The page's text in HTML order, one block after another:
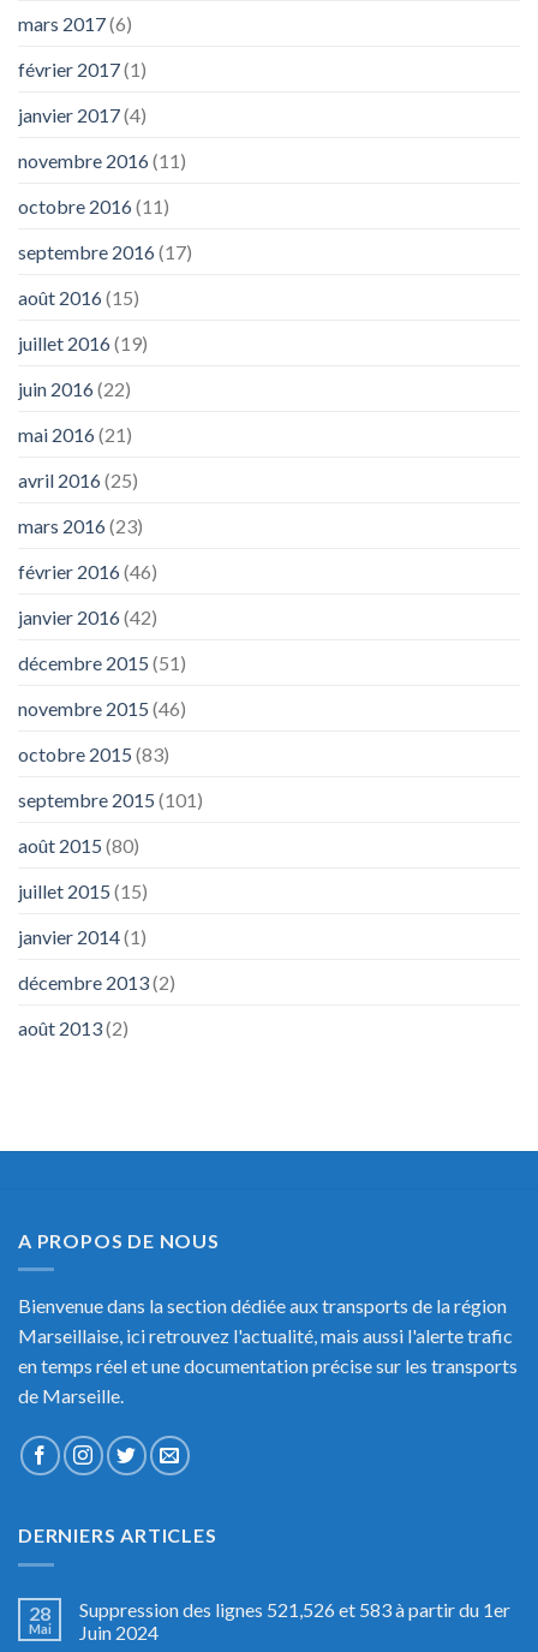
mars 2017(6)
février 2017(1)
janvier 2017(4)
novembre 2016(11)
octobre 2016(11)
septembre 2016(17)
août 2016(15)
juillet 2016(19)
juin 2016(22)
mai 2016(21)
avril 2016(25)
mars 2016(23)
février 2016(46)
janvier 2016(42)
décembre 2015 (51)
novembre 2015 (46)
octobre 2015 (83)
septembre 2015 (101)
août 2015 (80)
juillet 2015 (15)
janvier 2014(1)
décembre 2013(2)
août 2013(2)
A PROPOS DE NOUS
Bienvenue dans la section dédiée aux transports de la région
Marseillaise, ici retrouvez l'actualité, mais aussi l'alerte trafic
en temps réel et une documentation précise sur les transports
de Marseille.
DERNIERS ARTICLES
28
Mai
Suppression des lignes 521,526 et 583 à partir du 1er
Juin 2024